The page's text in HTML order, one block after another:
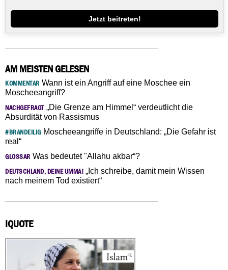
Jetzt beitreten!
AM MEISTEN GELESEN
KOMMENTAR Wann ist ein Angriff auf eine Moschee ein
Moscheeangriff?
NACHGEFRAGT„Die Grenze am Himmel“ verdeutlicht die
Absurdität von Rassismus
#BRANDEILIGMoscheeangriffe in Deutschland: „Die Gefahr ist
real“
GLOSSAR Was bedeutet "Allahu akbar“?
DEUTSCHLAND, DEINE UMMA! „Ich schreibe, damit mein Wissen
nach meinem Tod existiert“
IQUOTE